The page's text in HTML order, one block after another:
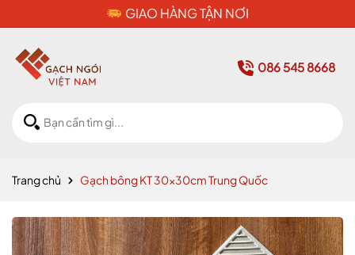
CAM KẾT HÀNG CHÍNH HÃNG
086 545 8668
Trang chủ Gạch bông KT 30x30cm Trung Quốc